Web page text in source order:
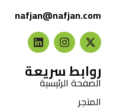
nafjan@nafjan.com
روابط سريعة
الصفحة الرئيسية
المتجر